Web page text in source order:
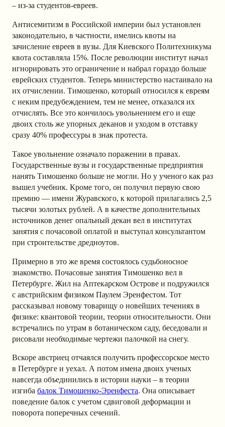
– из-за студентов-евреев.
Антисемитизм в Российской империи был установлен
законодательно, в частности, имелись квоты на
зачисление евреев в вузы. Для Киевского Политехникума
квота составляла 15%. После революции институт начал
игнорировать это ограничение и набрал гораздо больше
еврейских студентов. Теперь министерство настаивало на
их отчислении. Тимошенко, который относился к евреям
с неким предубеждением, тем не менее, отказался их
отчислять. Все это кончилось увольнением его и еще
двоих столь же упорных деканов и уходом в отставку
сразу 40% профессуры в знак протеста.
Такое увольнение означало поражении в правах.
Государственные вузы и государственные предприятия
нанять Тимошенко больше не могли. Но у ученого как раз
вышел учебник. Кроме того, он получил первую свою
премию — имени Журавского, к которой прилагались 2,5
тысячи золотых рублей. А в качестве дополнительных
источников денег опальный декан вел в институтах
занятия с почасовой оплатой и выступал консультантом
при строительстве дредноутов.
Примерно в это же время состоялось судьбоносное
знакомство. Почасовые занятия Тимошенко вел в
Петербурге. Жил на Аптекарском Острове и подружился
с австрийским физиком Паулем Эренфестом. Тот
рассказывал новому товарищу о новейших течениях в
физике: квантовой теории, теории относительности. Они
встречались по утрам в ботаническом саду, беседовали и
рисовали необходимые чертежи палочкой на снегу.
Вскоре австриец отчаялся получить профессорское место
в Петербурге и уехал. А потом имена двоих ученых
навсегда объединились в истории науки – в теории
изгиба балок Тимошенко-Эренфеста. Она описывает
поведение балок с учетом сдвиговой деформации и
поворота поперечных сечений.